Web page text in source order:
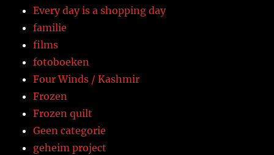
Every day is a shopping day
familie
films
fotoboeken
Four Winds / Kashmir
Frozen
Frozen quilt
Geen categorie
geheim project